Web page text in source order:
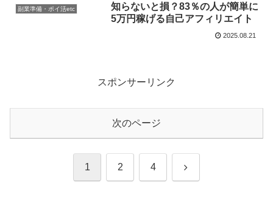
副業準備・ポイ活etc
知らないと損？83％の人が簡単に
5万円稼げる自己アフィリエイト
2025.08.21
スポンサーリンク
次のページ
1 2 4 次